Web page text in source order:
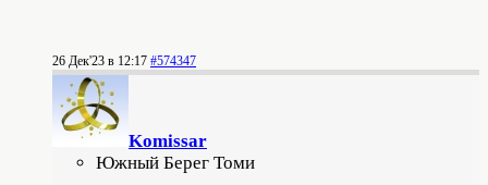
26 Дек'23 в 12:17 #574347
Komissar
Южный Берег Томи